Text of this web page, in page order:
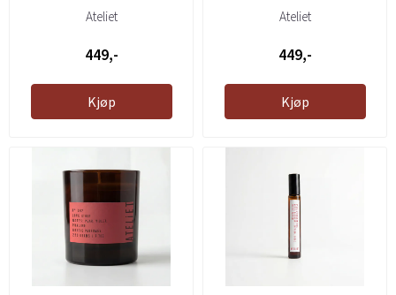
Ateliet
449,-
Kjøp
Ateliet
449,-
Kjøp